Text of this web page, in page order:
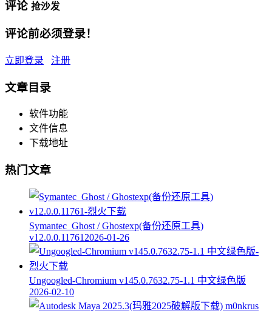
评论 抢沙发
评论前必须登录！
立即登录 注册
文章目录
软件功能
文件信息
下载地址
热门文章
Symantec_Ghost / Ghostexp(备份还原工具)
v12.0.0.11761 2026-01-26
Ungoogled-Chromium v145.0.7632.75-1.1 中文绿色版
2026-02-10